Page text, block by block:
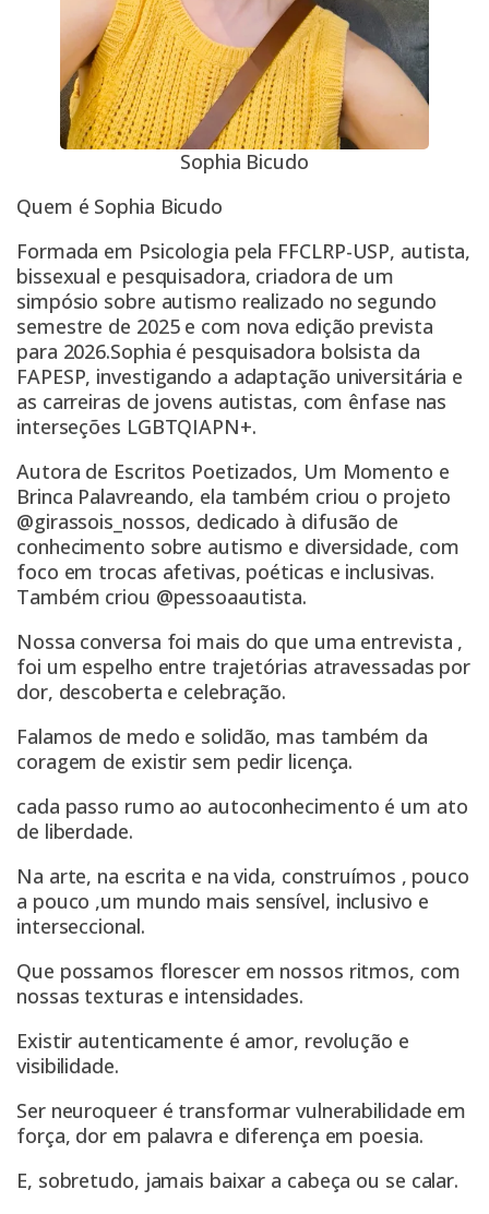
Sophia Bicudo
Quem é Sophia Bicudo
Formada em Psicologia pela FFCLRP-USP, autista,
bissexual e pesquisadora, criadora de um
simpósio sobre autismo realizado no segundo
semestre de 2025 e com nova edição prevista
para 2026.Sophia é pesquisadora bolsista da
FAPESP, investigando a adaptação universitária e
as carreiras de jovens autistas, com ênfase nas
interseções LGBTQIAPN+.
Autora de Escritos Poetizados, Um Momento e
Brinca Palavreando, ela também criou o projeto
@girassois_nossos, dedicado à difusão de
conhecimento sobre autismo e diversidade, com
foco em trocas afetivas, poéticas e inclusivas.
Também criou @pessoaautista.
Nossa conversa foi mais do que uma entrevista ,
foi um espelho entre trajetórias atravessadas por
dor, descoberta e celebração.
Falamos de medo e solidão, mas também da
coragem de existir sem pedir licença.
cada passo rumo ao autoconhecimento é um ato
de liberdade.
Na arte, na escrita e na vida, construímos , pouco
a pouco ,um mundo mais sensível, inclusivo e
interseccional.
Que possamos florescer em nossos ritmos, com
nossas texturas e intensidades.
Existir autenticamente é amor, revolução e
visibilidade.
Ser neuroqueer é transformar vulnerabilidade em
força, dor em palavra e diferença em poesia.
E, sobretudo, jamais baixar a cabeça ou se calar.